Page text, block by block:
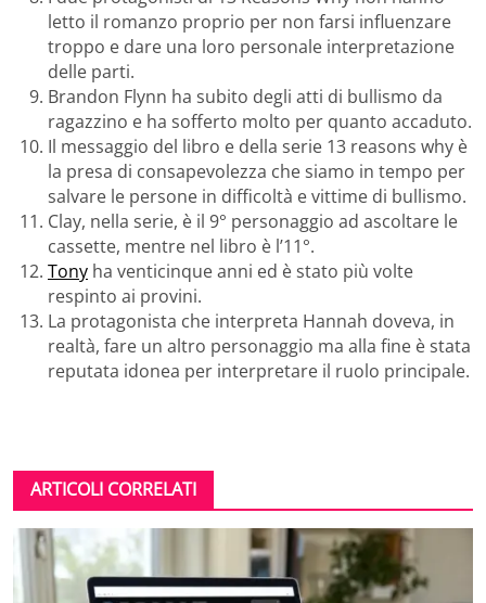
letto il romanzo proprio per non farsi influenzare
troppo e dare una loro personale interpretazione
delle parti.
Brandon Flynn ha subito degli atti di bullismo da
ragazzino e ha sofferto molto per quanto accaduto.
Il messaggio del libro e della serie 13 reasons why è
la presa di consapevolezza che siamo in tempo per
salvare le persone in difficoltà e vittime di bullismo.
Clay, nella serie, è il 9° personaggio ad ascoltare le
cassette, mentre nel libro è l’11°.
Tony ha venticinque anni ed è stato più volte
respinto ai provini.
La protagonista che interpreta Hannah doveva, in
realtà, fare un altro personaggio ma alla fine è stata
reputata idonea per interpretare il ruolo principale.
ARTICOLI CORRELATI